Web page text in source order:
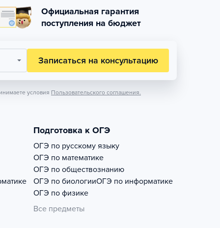
Официальная гарантия
поступления на бюджет
Записаться на консультацию
условия Пользовательского соглашения.
Подготовка к ОГЭ
ОГЭ по русскому языку
ОГЭ по математике
ОГЭ по обществознанию
ОГЭ по биологииОГЭ по информатике
ОГЭ по физике
Все предметы